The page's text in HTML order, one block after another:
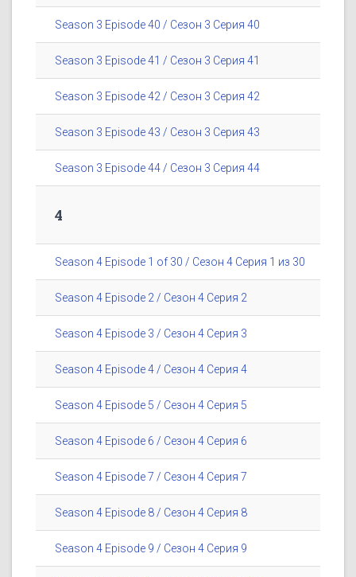
Season 3 Episode 40 / Сезон 3 Серия 40
Season 3 Episode 41 / Сезон 3 Серия 41
Season 3 Episode 42 / Сезон 3 Серия 42
Season 3 Episode 43 / Сезон 3 Серия 43
Season 3 Episode 44 / Сезон 3 Серия 44
4
Season 4 Episode 1 of 30 / Сезон 4 Серия 1 из 30
Season 4 Episode 2 / Сезон 4 Серия 2
Season 4 Episode 3 / Сезон 4 Серия 3
Season 4 Episode 4 / Сезон 4 Серия 4
Season 4 Episode 5 / Сезон 4 Серия 5
Season 4 Episode 6 / Сезон 4 Серия 6
Season 4 Episode 7 / Сезон 4 Серия 7
Season 4 Episode 8 / Сезон 4 Серия 8
Season 4 Episode 9 / Сезон 4 Серия 9